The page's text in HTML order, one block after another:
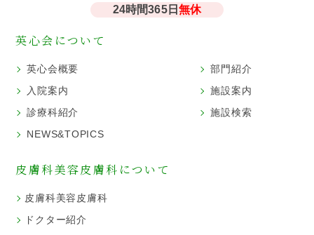
24時間365日 無休
英心会について
英心会概要
部門紹介
入院案内
施設案内
診療科紹介
施設検索
NEWS&TOPICS
皮膚科美容皮膚科について
皮膚科美容皮膚科
ドクター紹介